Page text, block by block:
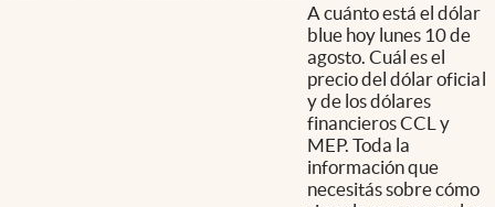
A cuánto está el dólar
blue hoy lunes 10 de
agosto. Cuál es el
precio del dólar oficial
y de los dólares
financieros CCL y
MEP. Toda la
información que
necesitás sobre cómo